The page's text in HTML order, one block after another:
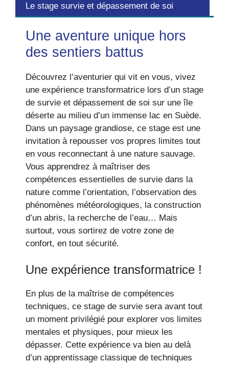
Le stage survie et dépassement de soi
Une aventure unique hors
des sentiers battus
Découvrez l’aventurier qui vit en vous, vivez
une expérience transformatrice lors d’un stage
de survie et dépassement de soi sur une île
déserte au milieu d’un immense lac en Suède.
Dans un paysage grandiose, ce stage est une
invitation à repousser vos propres limites tout
en vous reconnectant à une nature sauvage.
Vous apprendrez à maîtriser des
compétences essentielles de survie dans la
nature comme l’orientation, l’observation des
phénomènes météorologiques, la construction
d’un abris, la recherche de l’eau… Mais
surtout, vous sortirez de votre zone de
confort, en tout sécurité.
Une expérience transformatrice !
En plus de la maîtrise de compétences
techniques, ce stage de survie sera avant tout
un moment privilégié pour explorer vos limites
mentales et physiques, pour mieux les
dépasser. Cette expérience va bien au delà
d’un apprentissage classique de techniques